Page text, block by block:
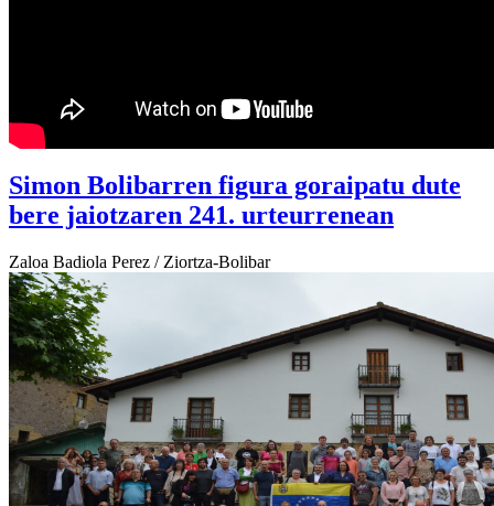
Simon Bolibarren figura goraipatu dute
bere jaiotzaren 241. urteurrenean
Zaloa Badiola Perez / Ziortza-Bolibar